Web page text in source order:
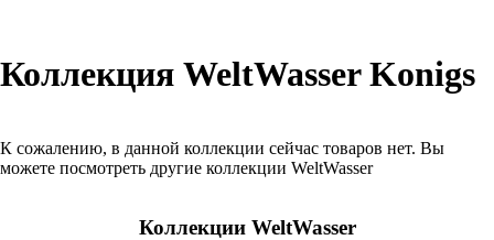
Коллекция WeltWasser Konigs
К сожалению, в данной коллекции сейчас товаров нет. Вы
можете посмотреть другие коллекции WeltWasser
Коллекции WeltWasser